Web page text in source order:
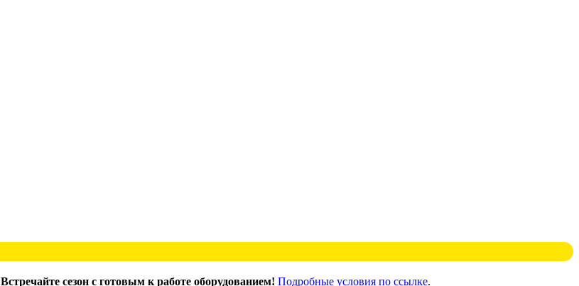
Встречайте сезон с готовым к работе оборудованием! Подробные условия по ссылке.